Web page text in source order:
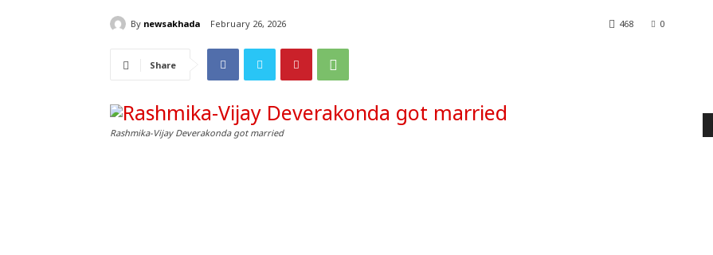
By newsakhada February 26, 2026 0
468
Share
Rashmika-Vijay Deverakonda got married